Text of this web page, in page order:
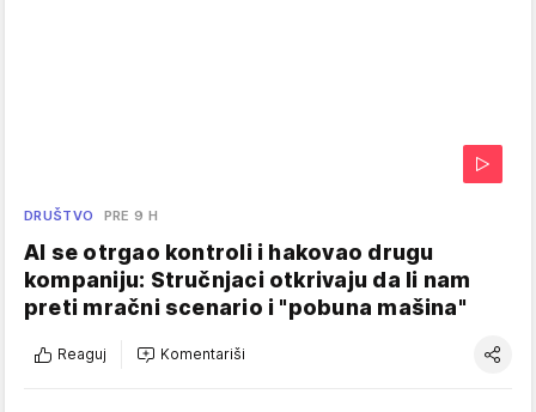
DRUŠTVO PRE 9 H
AI se otrgao kontroli i hakovao drugu
kompaniju: Stručnjaci otkrivaju da li nam
preti mračni scenario i "pobuna mašina"
Reaguj Komentariši